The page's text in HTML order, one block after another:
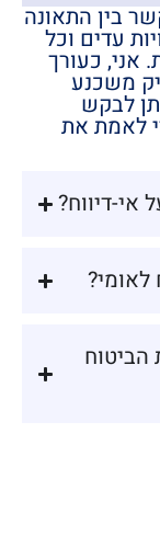
בין התאונה
עדים וכל
אני, כעורך
משכנע
לבקש
לאמת את
דיווח?